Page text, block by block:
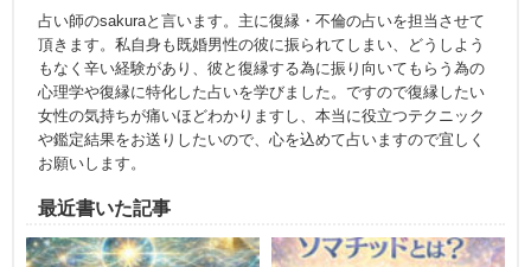
占い師のsakuraと言います。主に復縁・不倫の占いを担当させて
頂きます。私自身も既婚男性の彼に振られてしまい、どうしよう
もなく辛い経験があり、彼と復縁する為に振り向いてもらう為の
心理学や復縁に特化した占いを学びました。ですので復縁したい
女性の気持ちが痛いほどわかりますし、本当に役立つテクニック
や鑑定結果をお送りしたいので、心を込めて占いますので宜しく
お願いします。
最近書いた記事